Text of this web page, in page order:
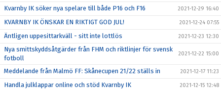
Kvarnby IK söker nya spelare till både P16 och F16 2021-12-29 16:40
KVARNBY IK ÖNSKAR EN RIKTIGT GOD JUL! 2021-12-24 07:55
Äntligen uppesittarkväll - sitt inte lottlös 2021-12-23 12:30
Nya smittskyddsåtgärder från FHM och riktlinjer för svensk
fotboll
2021-12-22 15:00
Meddelande från Malmö FF: Skånecupen 21/22 ställs in 2021-12-17 11:23
Handla julklappar online och stöd Kvarnby IK 2021-12-15 12:48